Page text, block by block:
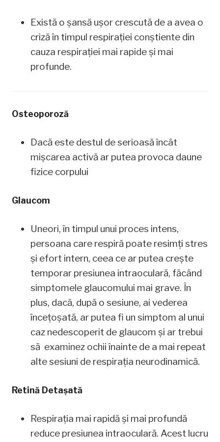
Există o șansă ușor crescută de a avea o
criză în timpul respirației conștiente din
cauza respirației mai rapide și mai
profunde.
Osteoporoză
Dacă este destul de serioasă încât
mișcarea activă ar putea provoca daune
fizice corpului
Glaucom
Uneori, în timpul unui proces intens,
persoana care respiră poate resimți stres
și efort intern, ceea ce ar putea crește
temporar presiunea intraoculară, făcând
simptomele glaucomului mai grave. În
plus, dacă, după o sesiune, ai vederea
încețoșată, ar putea fi un simptom al unui
caz nedescoperit de glaucom și ar trebui
să examinez ochii înainte de a mai repeat
alte sesiuni de respirația neurodinamică.
Retină Detașată
Respirația mai rapidă și mai profundă
reduce presiunea intraoculară. Acest lucru